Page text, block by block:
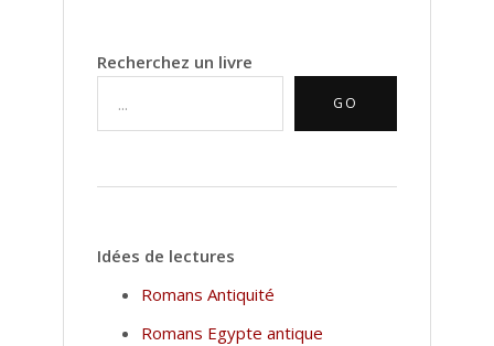
Recherchez un livre
GO
Idées de lectures
Romans Antiquité
Romans Egypte antique